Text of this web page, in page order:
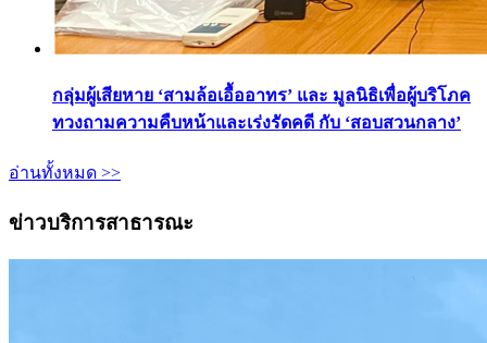
กลุ่มผู้เสียหาย ‘สามล้อเอื้ออาทร’ และ มูลนิธิเพื่อผู้บริโภค
ทวงถามความคืบหน้าและเร่งรัดคดี กับ ‘สอบสวนกลาง’
อ่านทั้งหมด >>
ข่าวบริการสาธารณะ